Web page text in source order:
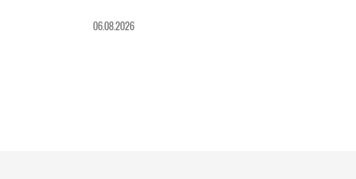
06.08.2026